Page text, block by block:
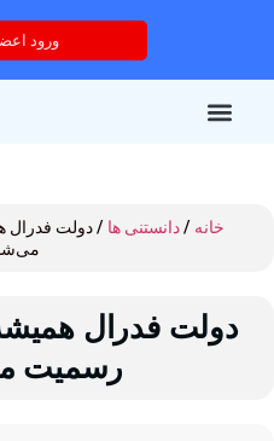
ورود
خانه /دانستنی ها / دولت فدرال
دولت فدرال
رسمیت